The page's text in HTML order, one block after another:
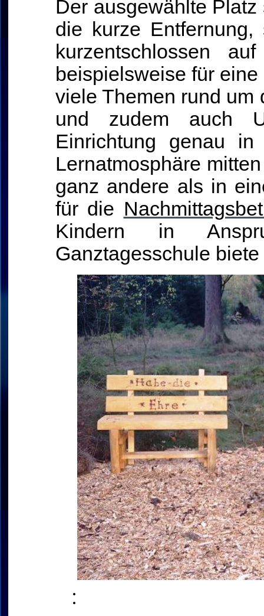
Der ausgewählte
die kurze
kurzentschlossen
beispielsweise für
viele Themen rund um
und zudem auch
Einrichtung genau
Lernatmosphäre
ganz andere als in
für die
Kindern in
Ganztagesschule